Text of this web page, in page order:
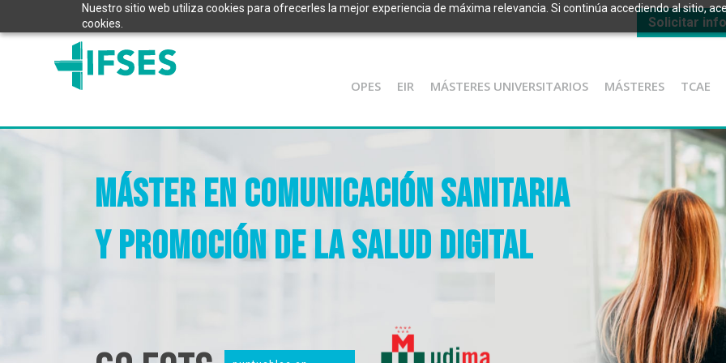
Nuestro sitio web utiliza cookies para ofrecerles la mejor experiencia de máxima relevancia. Si continúa accediendo al sitio,
cookies.
Solicitar
OPES EIR MÁSTERES UNIVERSITARIOS MÁSTERES TCAE
MÁSTER EN COMUNICACIÓN SANITARIA
Y PROMOCIÓN DE LA SALUD DIGITAL